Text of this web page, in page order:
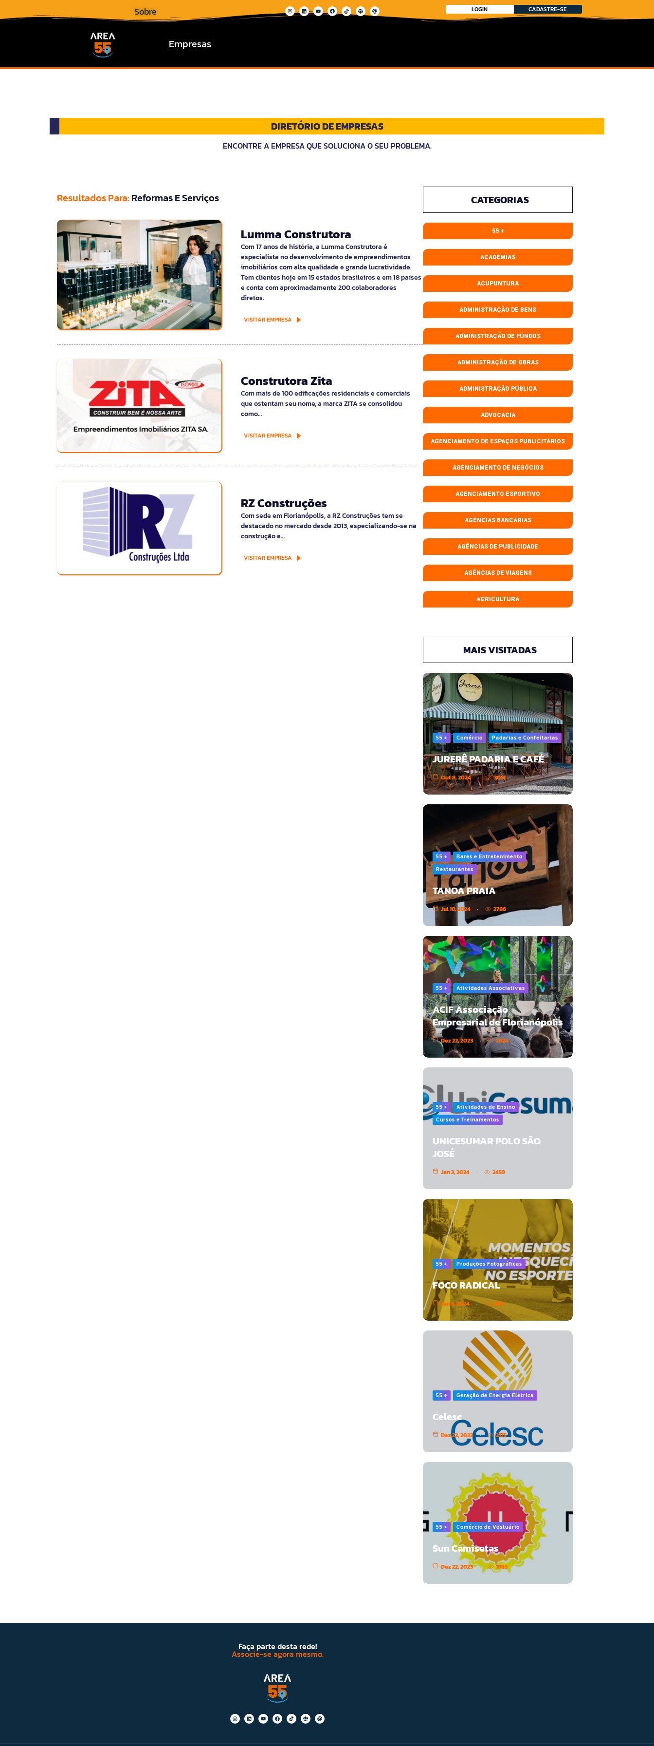
Sobre LOGIN CADASTRE-SE
Empresas
DIRETÓRIO DE EMPRESAS
ENCONTRE A EMPRESA QUE SOLUCIONA O SEU PROBLEMA.
Resultados Para: Reformas E Serviços
Lumma Construtora
Com 17 anos de história, a Lumma Construtora é
especialista no desenvolvimento de empreendimentos
imobiliários com alta qualidade e grande lucratividade.
Tem clientes hoje em 15 estados brasileiros e em 18 países
e conta com aproximadamente 200 colaboradores
diretos.
VISITAR EMPRESA
Construtora Zita
Com mais de 100 edificações residenciais e comerciais
que ostentam seu nome, a marca ZITA se consolidou
como…
VISITAR EMPRESA
RZ Construções
Com sede em Florianópolis, a RZ Construções tem se
destacado no mercado desde 2013, especializando-se na
construção e…
VISITAR EMPRESA
CATEGORIAS
55 +
ACADEMIAS
ACUPUNTURA
ADMINISTRAÇÃO DE BENS
ADMINISTRAÇÃO DE FUNDOS
ADMINISTRAÇÃO DE OBRAS
ADMINISTRAÇÃO PÚBLICA
ADVOCACIA
AGENCIAMENTO DE ESPAÇOS PUBLICITÁRIOS
AGENCIAMENTO DE NEGÓCIOS
AGENCIAMENTO ESPORTIVO
AGÊNCIAS BANCÁRIAS
AGÊNCIAS DE PUBLICIDADE
AGÊNCIAS DE VIAGENS
AGRICULTURA
MAIS VISITADAS
55 + Comércio Padarias e Confeitarias
JURERÊ PADARIA E CAFÉ
Out 8, 2024 3051
55 +
Bares e Entretenimento
Restaurantes
TANOA PRAIA
Jul 10, 2024 2786
55 + Atividades Associativas
ACIF Associação
Empresarial de Florianópolis
Dez 22, 2023 2624
55 +
Atividades de Ensino
Cursos e Treinamentos
UNICESUMAR POLO SÃO
JOSÉ
Jan 3, 2024 2459
55 + Produções Fotográficas
FOCO RADICAL
Jan 3, 2024 2252
55 + Geração de Energia Elétrica
Celesc
Dez 22, 2023 2175
55 + Comércio de Vestuário
Sun Camisetas
Dez 22, 2023 1865
Faça parte desta rede!
Associe-se agora mesmo.